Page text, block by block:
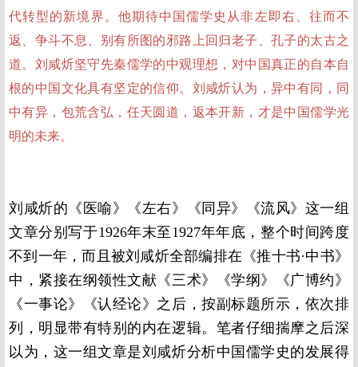
代转型的新境界。他期待中国儒学史从非左即右、往而不
返、争斗不息、别有所图的邪路上回归老子、孔子的太古之
道。刘咸炘坚守先秦儒学的中观理想，对中国真正的自本自
根的中国文化具有坚定的信仰。刘咸炘认为，异中有同，同
中有异，包荒含弘，任天圆道，返本开新，才是中国儒学光
明的未来。
刘咸炘的《医喻》《左右》《同异》《流风》这一组
文章分别写于1926年末至1927年年底，整个时间跨度
不到一年，而且被刘咸炘全部编排在《推十书·中书》
中，紧接在纲领性文献《三术》《学纲》《广博约》
《一事论》《认经论》之后，按副标题所示，依次排
列，明显带有特别的内在逻辑。笔者仔细揣摩之后深
以为，这一组文章是刘咸炘分析中国儒学史的发展得